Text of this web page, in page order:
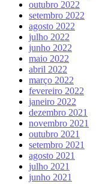
outubro 2022
setembro 2022
agosto 2022
julho 2022
junho 2022
maio 2022
abril 2022
março 2022
fevereiro 2022
janeiro 2022
dezembro 2021
novembro 2021
outubro 2021
setembro 2021
agosto 2021
julho 2021
junho 2021